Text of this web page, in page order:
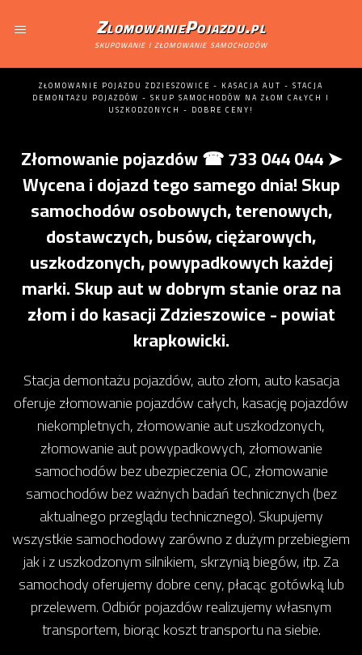
ZlomowaniePojazdu.pl
skupowanie i złomowanie samochodów
ZŁOMOWANIE POJAZDU ZDZIESZOWICE - KASACJA AUT - STACJA
DEMONTAŻU POJAZDÓW - SKUP SAMOCHODÓW NA ZŁOM CAŁYCH I
USZKODZONYCH - DOBRE CENY!
Złomowanie pojazdów ☎ 733 044 044 ➤
Wycena i dojazd tego samego dnia! Skup
samochodów osobowych, terenowych,
dostawczych, busów, ciężarowych,
uszkodzonych, powypadkowych każdej
marki. Skup aut w dobrym stanie oraz na
złom i do kasacji Zdzieszowice - powiat
krapkowicki.
Stacja demontażu pojazdów, auto złom, auto kasacja
oferuje złomowanie pojazdów całych, kasację pojazdów
niekompletnych, złomowanie aut uszkodzonych,
złomowanie aut powypadkowych, złomowanie
samochodów bez ubezpieczenia OC, złomowanie
samochodów bez ważnych badań technicznych (bez
aktualnego przeglądu technicznego). Skupujemy
wszystkie samochodowy zarówno z dużym przebiegiem
jak i z uszkodzonym silnikiem, skrzynią biegów, itp. Za
samochody oferujemy dobre ceny, płacąc gotówką lub
przelewem. Odbiór pojazdów realizujemy własnym
transportem, biorąc koszt transportu na siebie.